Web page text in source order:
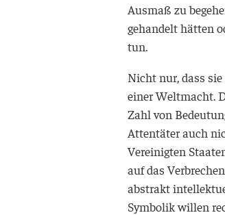
Ausmaß zu
gehandelt hätten
tun.
Nicht nur, dass
einer Weltmacht.
Zahl von
Attentäter auch
Vereinigten
auf das
abstrakt
Symbolik willen